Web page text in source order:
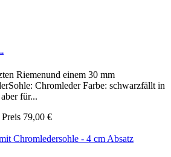
Riemenund einem 30 mm
Chromleder Farbe: schwarzfällt in
für...
79,00 €